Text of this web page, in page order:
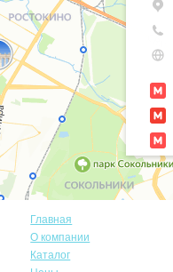
Главная
О компании
Каталог